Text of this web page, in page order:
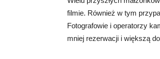
filmie. Również w tym
Fotografowie i operatorzy
mniej rezerwacji i większą